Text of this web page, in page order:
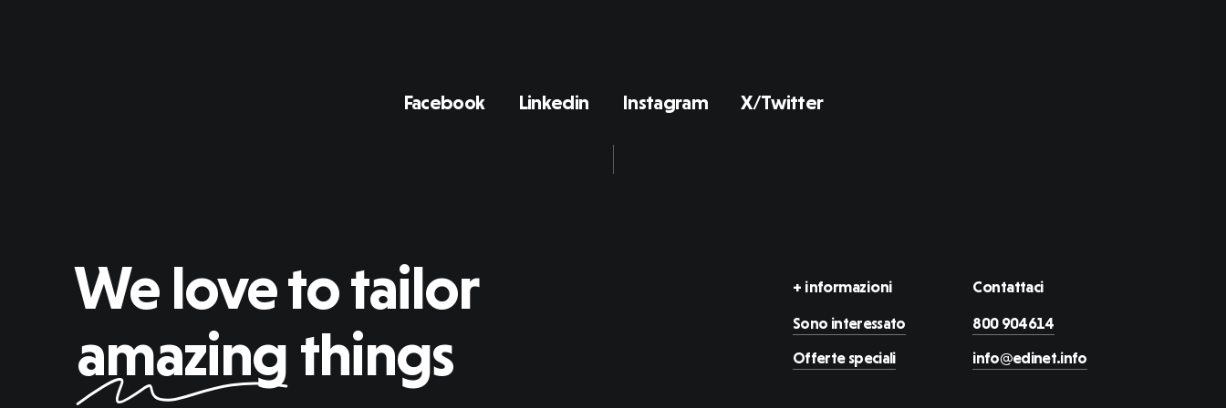
Facebook Linkedin Instagram X/Twitter
We love to tailor
amazing things
+ informazioni
Sono interessato
Offerte speciali
Contattaci
800 904614
info@edinet.info